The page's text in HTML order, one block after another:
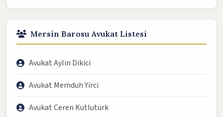
Mersin Barosu Avukat Listesi
Avukat Aylin Dikici
Avukat Memduh Yirci
Avukat Ceren Kutlutürk